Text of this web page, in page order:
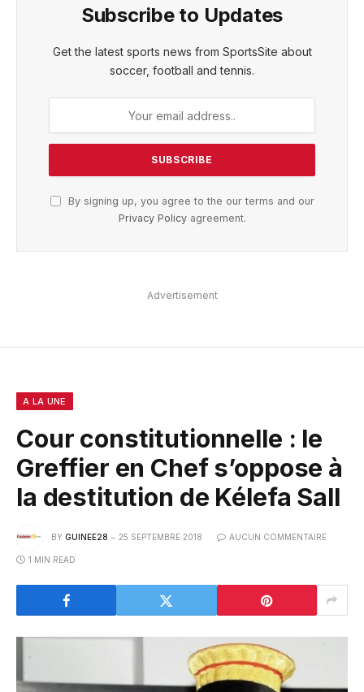
Subscribe to Updates
Get the latest sports news from SportsSite about
soccer, football and tennis.
By signing up, you agree to the our terms and our
Privacy Policyagreement.
Advertisement
A LA UNE
Cour constitutionnelle : le
Greffier en Chef s’oppose à
la destitution de Kélefa Sall
BY GUINEE28 25 SEPTEMBRE 2018 AUCUN COMMENTAIRE
1 MIN READ